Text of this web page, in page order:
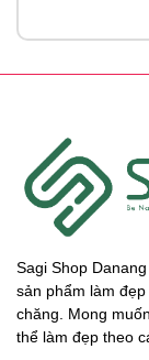
Sagi Shop
sản phẩm làm
chăng. Mong
thể làm đẹp theo